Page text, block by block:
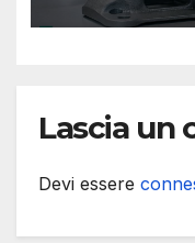
Lascia un
Devi essere